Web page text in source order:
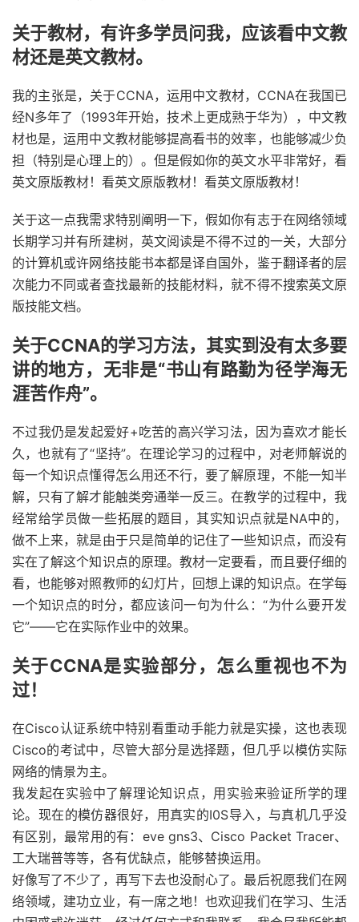
关于教材，有许多学员问我，应该看中文教
材还是英文教材。
我的主张是，关于CCNA，运用中文教材，CCNA在我国已
经N多年了（1993年开始，技术上更成熟于华为），中文教
材也是，运用中文教材能够提高看书的效率，也能够减少负
担（特别是心理上的）。但是假如你的英文水平非常好，看
英文原版教材！看英文原版教材！看英文原版教材！
关于这一点我需求特别阐明一下，假如你有志于在网络领域
长期学习并有所建树，英文阅读是不得不过的一关，大部分
的计算机或许网络技能书本都是译自国外，鉴于翻译者的层
次能力不同或者查找最新的技能材料，就不得不搜索英文原
版技能文档。
关于CCNA的学习方法，其实到没有太多要
讲的地方，无非是“书山有路勤为径学海无
涯苦作舟”。
不过我仍是发起爱好+吃苦的高兴学习法，因为喜欢才能长
久，也就有了“坚持”。在理论学习的过程中，对老师解说的
每一个知识点懂得怎么用还不行，要了解原理，不能一知半
解，只有了解才能触类旁通举一反三。在教学的过程中，我
经常给学员做一些拓展的题目，其实知识点就是NA中的，
做不上来，就是由于只是简单的记住了一些知识点，而没有
实在了解这个知识点的原理。教材一定要看，而且要仔细的
看，也能够对照教师的幻灯片，回想上课的知识点。在学每
一个知识点的时分，都应该问一句为什么：“为什么要开发
它”——它在实际作业中的效果。
关于CCNA是实验部分，怎么重视也不为
过！
在Cisco认证系统中特别看重动手能力就是实操，这也表现
Cisco的考试中，尽管大部分是选择题，但几乎以模仿实际
网络的情景为主。
我发起在实验中了解理论知识点，用实验来验证所学的理
论。现在的模仿器很好，用真实的I0S导入，与真机几乎没
有区别，最常用的有：eve gns3、Cisco Packet Tracer、
工大瑞普等等，各有优缺点，能够替换运用。
好像写了不少了，再写下去也没耐心了。最后祝愿我们在网
络领域，建功立业，有一席之地！也欢迎我们在学习、生活